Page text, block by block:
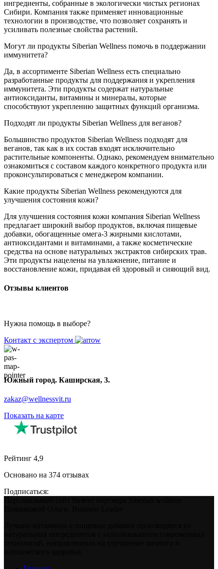
ингредиенты, собранные в экологически чистых регионах
Сибири. Компания также применяет инновационные
технологии в производстве, что позволяет сохранять и
усиливать полезные свойства растений.
Могут ли продукты Siberian Wellness помочь в поддержании
иммунитета?
Да, в ассортименте Siberian Wellness есть специально
разработанные продукты для поддержания и укрепления
иммунитета. Эти продукты содержат натуральные
антиоксиданты, витамины и минералы, которые
способствуют укреплению защитных функций организма.
Подходят ли продукты Siberian Wellness для веганов?
Большинство продуктов Siberian Wellness подходят для
веганов, так как в их состав входят исключительно
растительные компоненты. Однако, рекомендуем внимательно
ознакомиться с составом каждого конкретного продукта или
проконсультироваться с менеджером компании.
Какие продукты Siberian Wellness рекомендуются для
улучшения состояния кожи?
Для улучшения состояния кожи компания Siberian Wellness
предлагает широкий выбор продуктов, включая пищевые
добавки, обогащенные омега-3 жирными кислотами,
антиоксидантами и витаминами, а также косметические
средства на основе натуральных экстрактов сибирских трав.
Эти продукты нацелены на увлажнение, питание и
восстановление кожи, придавая ей здоровый и сияющий вид.
Отзывы клиентов
Нужна помощь в выборе?
Контакт с экспертом
Южный город. Каширская, 3.
zakaz@wellnessvit.ru
Показать на карте
Рейтинг 4,9
Основано на 374 отзывах
Подписаться: